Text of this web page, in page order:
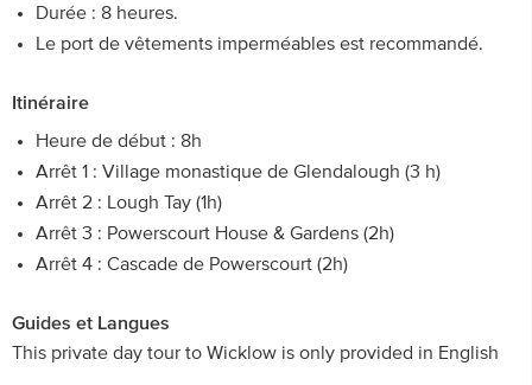
Durée : 8 heures.
Le port de vêtements imperméables est recommandé.
Itinéraire
Heure de début : 8h
Arrêt 1 : Village monastique de Glendalough (3 h)
Arrêt 2 : Lough Tay (1h)
Arrêt 3 : Powerscourt House & Gardens (2h)
Arrêt 4 : Cascade de Powerscourt (2h)
Guides et Langues
This private day tour to Wicklow is only provided in English